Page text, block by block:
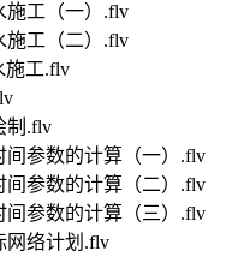
施工（一）.flv
施工（二）.flv
施工.flv
制.flv
间参数的计算（一）.flv
间参数的计算（二）.flv
间参数的计算（三）.flv
网络计划.flv